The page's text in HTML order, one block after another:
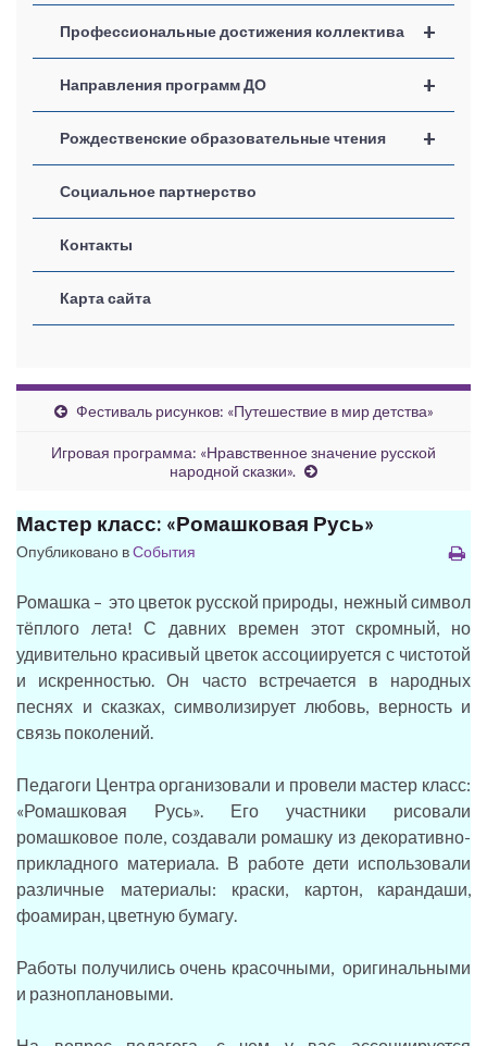
+
Профессиональные достижения коллектива
+
Направления программ ДО
+
Рождественские образовательные чтения
Социальное партнерство
Контакты
Карта сайта
Фестиваль рисунков: «Путешествие в мир детства»
Игровая программа: «Нравственное значение русской
народной сказки».
Мастер класс: «Ромашковая Русь»
Опубликовано вСобытия
Ромашка – это цветок русской природы, нежный символ
тёплого лета! С давних времен этот скромный, но
удивительно красивый цветок ассоциируется с чистотой
и искренностью. Он часто встречается в народных
песнях и сказках, символизирует любовь, верность и
связь поколений.
Педагоги Центра организовали и провели мастер класс:
«Ромашковая Русь». Его участники рисовали
ромашковое поле, создавали ромашку из декоративно-
прикладного материала. В работе дети использовали
различные материалы: краски, картон, карандаши,
фоамиран, цветную бумагу.
Работы получились очень красочными, оригинальными
и разноплановыми.